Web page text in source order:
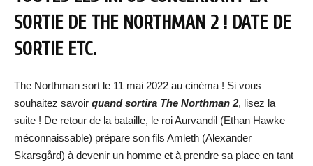
SORTIE DE THE NORTHMAN 2 ! DATE DE
SORTIE ETC.
The Northman sort le 11 mai 2022 au cinéma ! Si vous
souhaitez savoir quand sortira The Northman 2, lisez la
suite ! De retour de la bataille, le roi Aurvandil (Ethan Hawke
méconnaissable) prépare son fils Amleth (Alexander
Skarsgård) à devenir un homme et à prendre sa place en tant